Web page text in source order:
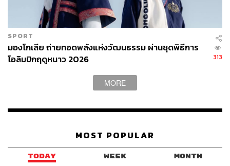
SPORT
มองโกเลีย ถ่ายทอดพลังแห่งวัฒนธรรม ผ่านชุดพิธีการ
โอลิมปิกฤดูหนาว 2026
313
MORE
MOST POPULAR
TODAY WEEK MONTH